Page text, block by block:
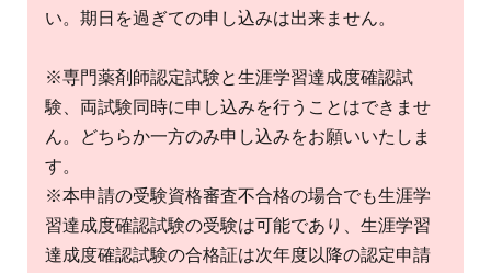
い。期日を過ぎての申し込みは出来ません。
※専門薬剤師認定試験と生涯学習達成度確認試
験、両試験同時に申し込みを行うことはできませ
ん。どちらか一方のみ申し込みをお願いいたしま
す。
※本申請の受験資格審査不合格の場合でも生涯学
習達成度確認試験の受験は可能であり、生涯学習
達成度確認試験の合格証は次年度以降の認定申請